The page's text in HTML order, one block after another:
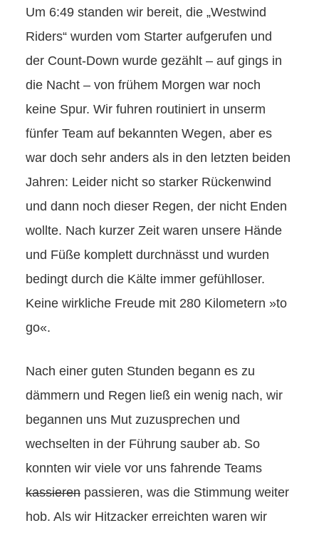
Um 6:49 standen wir bereit, die „Westwind
Riders“ wurden vom Starter aufgerufen und
der Count-Down wurde gezählt – auf gings in
die Nacht – von frühem Morgen war noch
keine Spur. Wir fuhren routiniert in unserm
fünfer Team auf bekannten Wegen, aber es
war doch sehr anders als in den letzten beiden
Jahren: Leider nicht so starker Rückenwind
und dann noch dieser Regen, der nicht Enden
wollte. Nach kurzer Zeit waren unsere Hände
und Füße komplett durchnässt und wurden
bedingt durch die Kälte immer gefühlloser.
Keine wirkliche Freude mit 280 Kilometern »to
go«.
Nach einer guten Stunden begann es zu
dämmern und Regen ließ ein wenig nach, wir
begannen uns Mut zuzusprechen und
wechselten in der Führung sauber ab. So
konnten wir viele vor uns fahrende Teams
kassieren passieren, was die Stimmung weiter
hob. Als wir Hitzacker erreichten waren wir